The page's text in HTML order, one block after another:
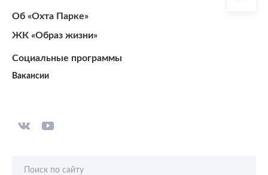
Об «Охта Парке»
ЖК «Образ жизни»
Социальные программы
Вакансии
Поиск по сайту